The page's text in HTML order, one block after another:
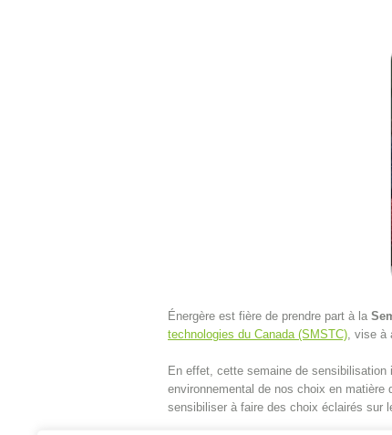
Énergère est fière de prendre part à la
technologies du Canada (SMSTC) , vise
En effet, cette semaine de sensibilisation
environnemental de nos choix en matière
sensibiliser à faire des choix éclairés sur